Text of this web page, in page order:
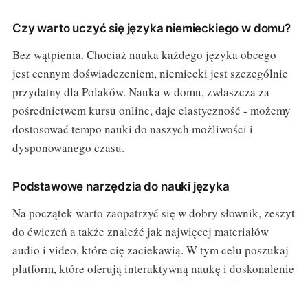
Czy warto uczyć się języka niemieckiego w domu?
Bez wątpienia. Chociaż nauka każdego języka obcego
jest cennym doświadczeniem, niemiecki jest szczególnie
przydatny dla Polaków. Nauka w domu, zwłaszcza za
pośrednictwem kursu online, daje elastyczność - możemy
dostosować tempo nauki do naszych możliwości i
dysponowanego czasu.
Podstawowe narzędzia do nauki języka
Na początek warto zaopatrzyć się w dobry słownik, zeszyt
do ćwiczeń a także znaleźć jak najwięcej materiałów
audio i video, które cię zaciekawią. W tym celu poszukaj
platform, które oferują interaktywną naukę i doskonalenie